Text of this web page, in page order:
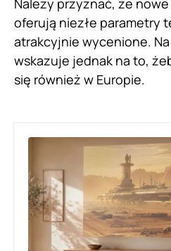
Należy przyznać, że
oferują niezłe parametry
atrakcyjnie wycenione.
wskazuje jednak na to,
się również w Europie.